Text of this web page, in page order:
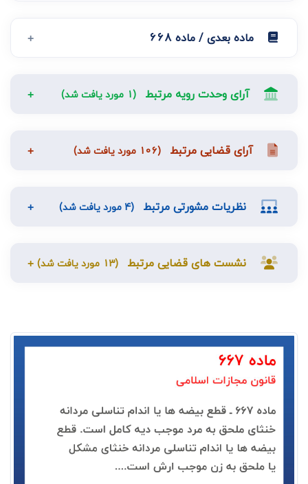
ماده بعدی / ماده 668
آرای وحدت رویه مرتبط (1 مورد یافت شد)
آرای قضایی مرتبط (106 مورد یافت شد)
نظریات مشورتی مرتبط (4 مورد یافت شد)
نشست های قضایی مرتبط (13 مورد یافت شد)